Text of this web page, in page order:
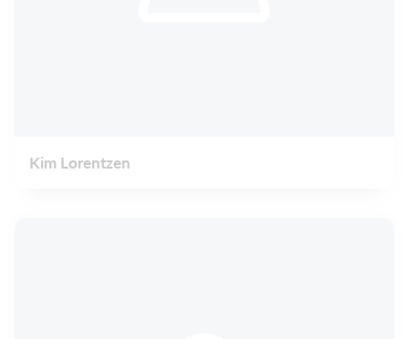
Kim Lorentzen